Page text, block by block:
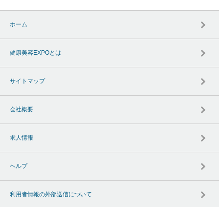
ホーム
健康美容EXPOとは
サイトマップ
会社概要
求人情報
ヘルプ
利用者情報の外部送信について